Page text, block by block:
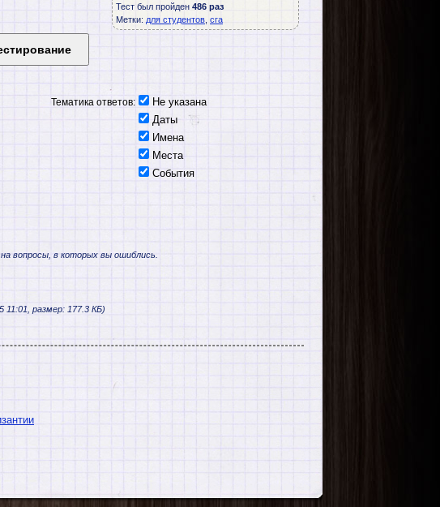
Тест был пройден 486 раз
Метки: для студентов сга
Тематика ответов:
Не указана
Даты
Имена
Места
События
вопросы, в которых вы ошиблись.
11:01, размер: 177.3 КБ)